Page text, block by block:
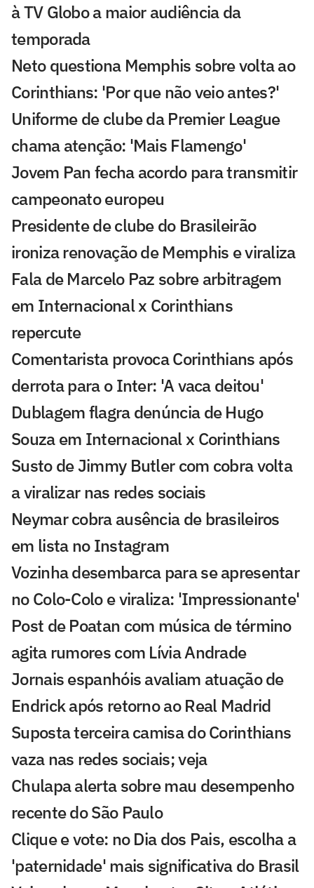
à TV Globo a maior audiência da
temporada
Neto questiona Memphis sobre volta ao
Corinthians: 'Por que não veio antes?'
Uniforme de clube da Premier League
chama atenção: 'Mais Flamengo'
Jovem Pan fecha acordo para transmitir
campeonato europeu
Presidente de clube do Brasileirão
ironiza renovação de Memphis e viraliza
Fala de Marcelo Paz sobre arbitragem
em Internacional x Corinthians
repercute
Comentarista provoca Corinthians após
derrota para o Inter: 'A vaca deitou'
Dublagem flagra denúncia de Hugo
Souza em Internacional x Corinthians
Susto de Jimmy Butler com cobra volta
a viralizar nas redes sociais
Neymar cobra ausência de brasileiros
em lista no Instagram
Vozinha desembarca para se apresentar
no Colo-Colo e viraliza: 'Impressionante'
Post de Poatan com música de término
agita rumores com Lívia Andrade
Jornais espanhóis avaliam atuação de
Endrick após retorno ao Real Madrid
Suposta terceira camisa do Corinthians
vaza nas redes sociais; veja
Chulapa alerta sobre mau desempenho
recente do São Paulo
Clique e vote: no Dia dos Pais, escolha a
'paternidade' mais significativa do Brasil